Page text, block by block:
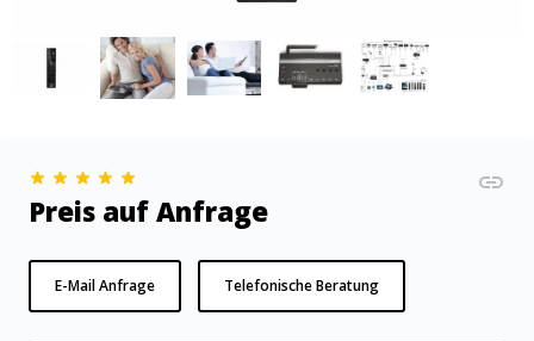
Preis auf Anfrage
E-Mail Anfrage Telefonische Beratung